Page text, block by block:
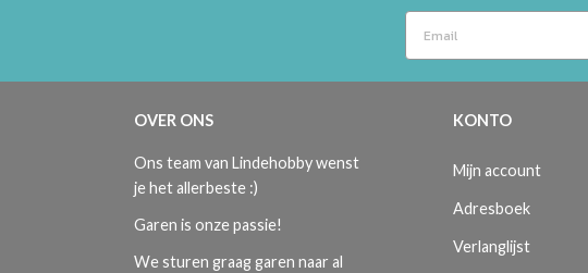
OVER ONS
Ons team van Lindehobby wenst
je het allerbeste :)
Garen is onze passie!
We sturen graag garen naar al
KONTO
Mijn account
Adresboek
Verlanglijst